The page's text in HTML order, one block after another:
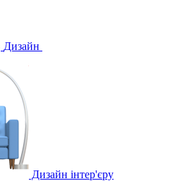
Дизайн
Дизайн інтер'єру